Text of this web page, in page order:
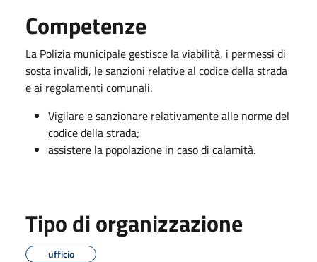
Competenze
La Polizia municipale gestisce la viabilità, i permessi di
sosta invalidi, le sanzioni relative al codice della strada
e ai regolamenti comunali.
Vigilare e sanzionare relativamente alle norme del
codice della strada;
assistere la popolazione in caso di calamità.
Tipo di organizzazione
ufficio